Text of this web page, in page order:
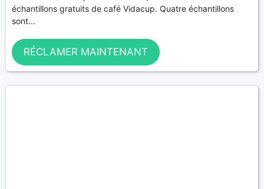
échantillons gratuits de café Vidacup. Quatre échantillons
sont...
RÉCLAMER MAINTENANT